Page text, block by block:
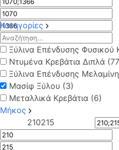
Κατηγορίες
Ξύλινα Επένδυσης Φυσικού
Ντυμένα Κρεβάτια Διπλά
Ξύλινα Επένδυσης
Μασίφ Ξύλου (3)
Μεταλλικά Κρεβάτια (6)
Μήκος
210215